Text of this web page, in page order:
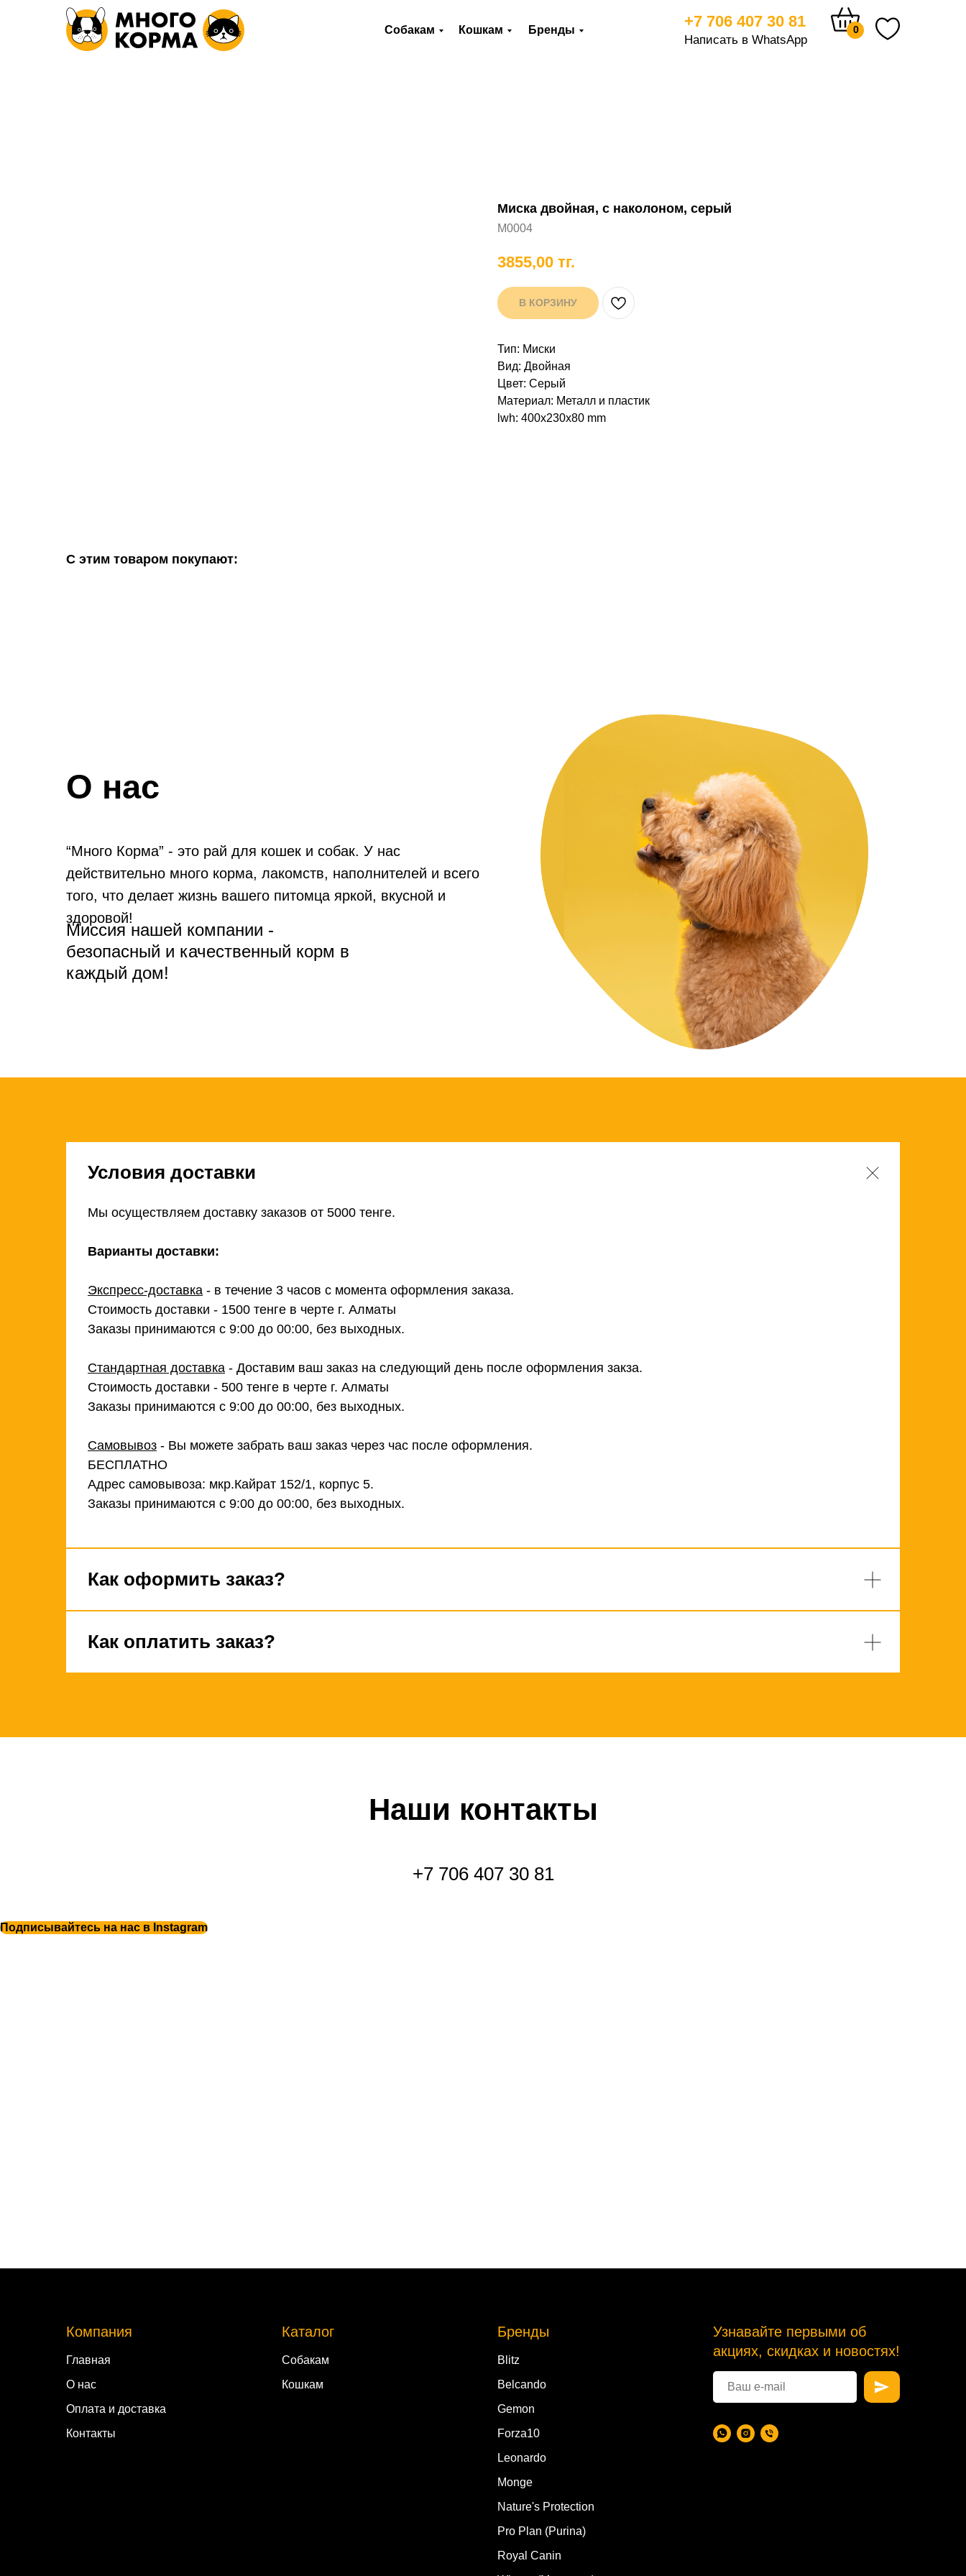
0
Собакам Кошкам Бренды +7 706 407 30 81
Написать в WhatsApp
Миска двойная, с наколоном, серый
M0004
3855,00 тг.
В КОРЗИНУ
Тип: Миски
Вид: Двойная
Цвет: Серый
Материал: Металл и пластик
lwh: 400x230x80 mm
С этим товаром покупают:
“Много Корма” - это рай для кошек и собак. У нас
действительно много корма, лакомств, наполнителей и всего
того, что делает жизнь вашего питомца яркой, вкусной и
здоровой!
Миссия нашей компании -
безопасный и качественный корм в
каждый дом!
О нас
Условия доставки
Мы осуществляем доставку заказов от 5000 тенге.
Варианты доставки:
Экспресс-доставка - в течение 3 часов с момента оформления заказа.
Стоимость доставки - 1500 тенге в черте г. Алматы
Заказы принимаются с 9:00 до 00:00, без выходных.
Стандартная доставка - Доставим ваш заказ на следующий день после оформления закза.
Стоимость доставки - 500 тенге в черте г. Алматы
Заказы принимаются с 9:00 до 00:00, без выходных.
Самовывоз - Вы можете забрать ваш заказ через час после оформления.
БЕСПЛАТНО
Адрес самовывоза: мкр.Кайрат 152/1, корпус 5.
Заказы принимаются с 9:00 до 00:00, без выходных.
Как оформить заказ?
Как оплатить заказ?
Наши контакты
+7 706 407 30 81
Подписывайтесь на нас в Instagram
Компания
Главная
О нас
Оплата и доставка
Контакты
Каталог
Собакам
Кошкам
Бренды
Blitz
Belcando
Gemon
Forza10
Leonardo
Monge
Nature's Protection
Pro Plan (Purina)
Royal Canin
Узнавайте первыми об
акциях, скидках и новостях!